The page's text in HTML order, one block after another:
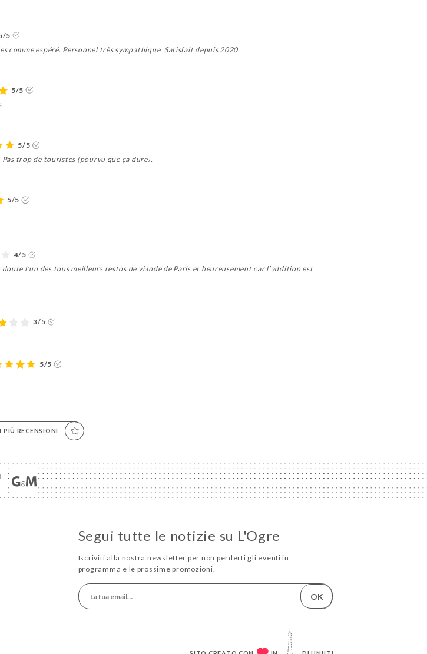
5
comme espéré. Personnel très sympathique. Satisfait depuis 2020.
5/5
5/5
Pas trop de touristes (pourvu que ça dure).
5/5
4/5
l’un des tous meilleurs restos de viande de Paris et heureusement car l’addition est
3/5
5/5
PIÙ RECENSIONI
Segui tutte le notizie su L'Ogre
Iscriviti alla nostra newsletter per non perderti gli eventi in
programma e le prossime promozioni.
OK